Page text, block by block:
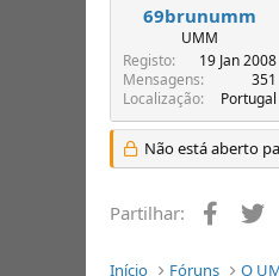
69brunumm
UMM
Registo
19 Jan 2008
Mensagens
351
Localização
Portugal
Não está aberto
Partilhar:
Início Fóruns O